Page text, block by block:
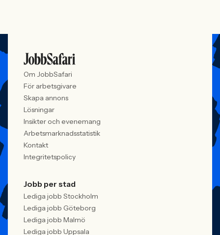
Om JobbSafari
För arbetsgivare
Skapa annons
Lösningar
Insikter och evenemang
Arbetsmarknadsstatistik
Kontakt
Integritetspolicy
Jobb per stad
Lediga jobb Stockholm
Lediga jobb Göteborg
Lediga jobb Malmö
Lediga jobb Uppsala